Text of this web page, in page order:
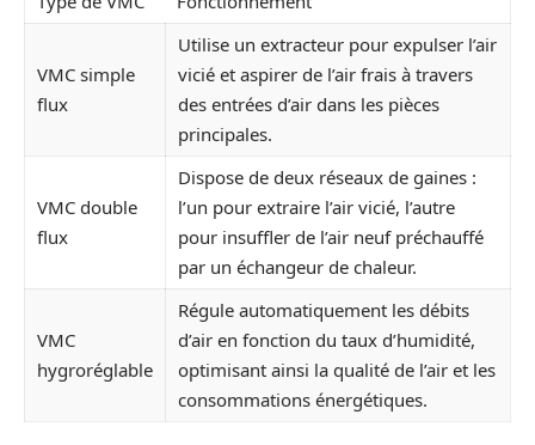
VMC simple
flux
Utilise un extracteur pour expulser l’air
vicié et aspirer de l’air frais à travers
des entrées d’air dans les pièces
principales.
VMC double
flux
Dispose de deux réseaux de gaines :
l’un pour extraire l’air vicié, l’autre
pour insuffler de l’air neuf préchauffé
par un échangeur de chaleur.
VMC
hygroréglable
Régule automatiquement les débits
d’air en fonction du taux d’humidité,
optimisant ainsi la qualité de l’air et les
consommations énergétiques.